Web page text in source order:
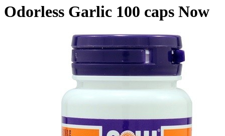
Odorless Garlic 100 caps Now